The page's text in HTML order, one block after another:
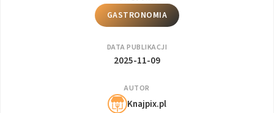
GASTRONOMIA
DATA PUBLIKACJI
2025-11-09
AUTOR
Knajpix.pl